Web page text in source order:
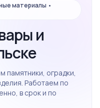
материалы •
и
памятники, оградки,
Работаем по
в срок и по